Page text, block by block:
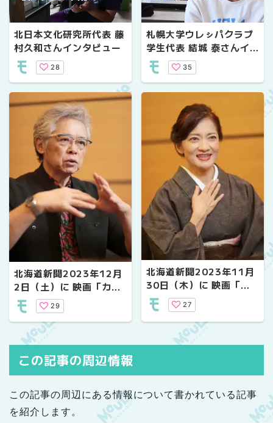
北日本文化研究所代表 藤
村久和さんインタビュー
28
札幌大学ウレㇱパクラブ
学生代表 結城 泰さんイ
ンタビュー
35
北海道新聞2023年12月
2日（土）に 映画「カム
イのうた」に関する記事
が掲載されました。
29
北海道新聞2023年11月
30日（木）に 映画「カ
ムイのうた」に関する記
事が掲載されました。
27
この記事の周辺情報
この記事の周辺にある情報について書かれている記事
を紹介します。